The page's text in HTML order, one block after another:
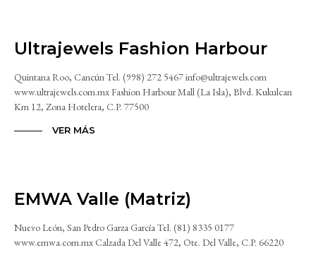
Ultrajewels Fashion Harbour
Quintana Roo, Cancún Tel. (998) 272 5467 info@ultrajewels.com
www.ultrajewels.com.mx Fashion Harbour Mall (La Isla), Blvd. Kukulcan
Km 12, Zona Hotelera, C.P. 77500
VER MÁS
EMWA Valle (Matriz)
Nuevo León, San Pedro Garza García Tel. (81) 8335 0177
www.emwa.com.mx Calzada Del Valle 472, Ote. Del Valle, C.P. 66220